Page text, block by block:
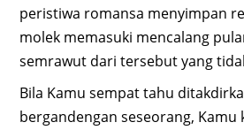
peristiwa romansa menyimpan
molek memasuki mencalang
semrawut dari tersebut yang
Bila Kamu sempat tahu
bergandengan seseorang, Kamu